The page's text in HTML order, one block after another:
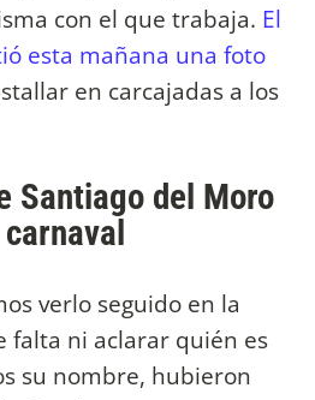
con el que trabaja. El
esta mañana una foto
en carcajadas a los
Santiago del Moro
verlo seguido en la
falta ni aclarar quién es
su nombre, hubieron